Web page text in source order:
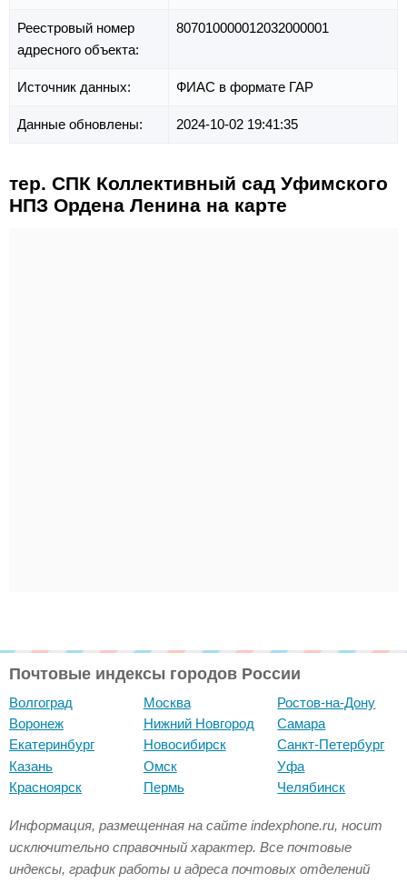
Реестровый номер
адресного объекта:
807010000012032000001
Источник данных: ФИАС в формате ГАР
Данные обновлены: 2024-10-02 19:41:35
тер. СПК Коллективный сад Уфимского
НПЗ Ордена Ленина на карте
Почтовые индексы городов России
Волгоград
Воронеж
Екатеринбург
Казань
Красноярск
Москва
Нижний Новгород
Новосибирск
Омск
Пермь
Ростов-на-Дону
Самара
Санкт-Петербург
Уфа
Челябинск
Информация, размещенная на сайте indexphone.ru, носит
исключительно справочный характер. Все почтовые
индексы, график работы и адреса почтовых отделений